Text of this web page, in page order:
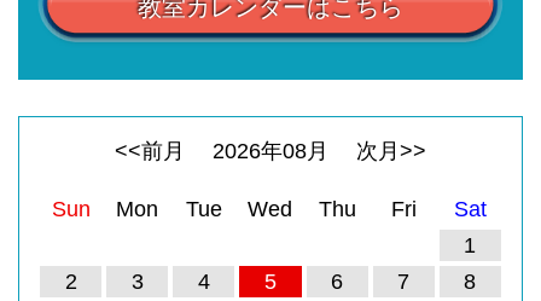
教室カレンダーはこちら
<<前月 2026年08 月 次月>>
Sun Mon Tue Wed Thu Fri
Sat
1
2
3 4 5 6 7
8